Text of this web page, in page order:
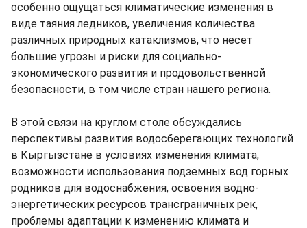
особенно ощущаться климатические изменения в
виде таяния ледников, увеличения количества
различных природных катаклизмов, что несет
большие угрозы и риски для социально-
экономического развития и продовольственной
безопасности, в том числе стран нашего региона.
В этой связи на круглом столе обсуждались
перспективы развития водосберегающих технологий
в Кыргызстане в условиях изменения климата,
возможности использования подземных вод горных
родников для водоснабжения, освоения водно-
энергетических ресурсов трансграничных рек,
проблемы адаптации к изменению климата и